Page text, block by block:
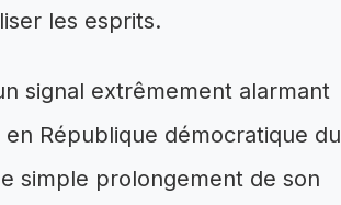
les esprits.
signal extrêmement alarmant
République démocratique du
simple prolongement de son